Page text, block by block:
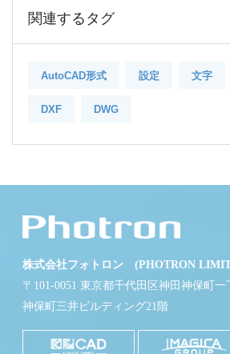
関連するタグ
AutoCAD形式 設定 文字
DXF DWG
株式会社フォトロン (PHOTRON
〒101-0051 東京都千代田区神田神保町一
神保町三井ビルディング21階